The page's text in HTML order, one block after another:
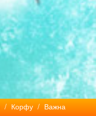
/ Корфу / Важна